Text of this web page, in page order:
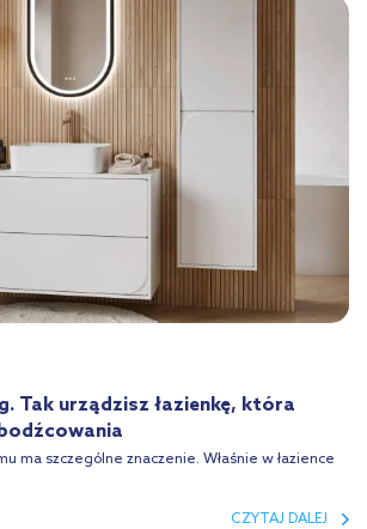
Tak urządzisz łazienkę, która
ma szczególne znaczenie. Właśnie w łazience
CZYTAJ DALEJ